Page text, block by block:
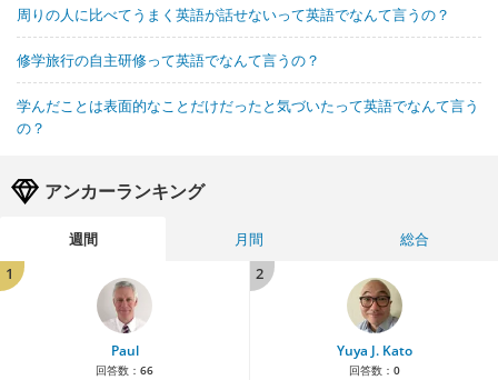
周りの人に比べてうまく英語が話せないって英語でなんて言うの？
修学旅行の自主研修って英語でなんて言うの？
学んだことは表面的なことだけだったと気づいたって英語でなんて言う
の？
アンカーランキング
週間 月間
総合
1
Paul
回答数： 66
2
Yuya J. Kato
回答数： 0